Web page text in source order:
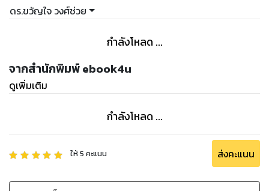
ดร.ขวัญใจ วงศ์ช่วย
กำลังโหลด ...
จากสำนักพิมพ์ ebook4u
ดูเพิ่มเติม
กำลังโหลด ...
ให้5 คะแนน ส่งคะแนน